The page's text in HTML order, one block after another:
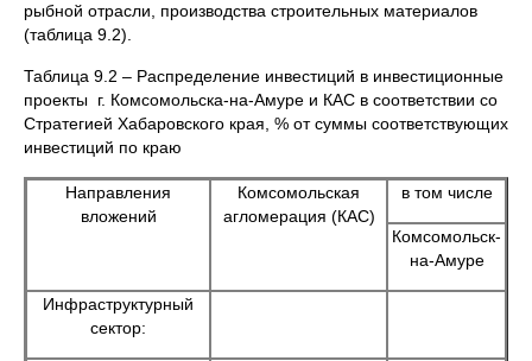
рыбной отрасли, производства строительных материалов
(таблица 9.2).
Таблица 9.2 – Распределение инвестиций в инвестиционные
проекты г. Комсомольска-на-Амуре и КАС в соответствии со
Стратегией Хабаровского края, % от суммы соответствующих
инвестиций по краю
Направления
вложений
Комсомольская
агломерация (КАС)
в том числе
Комсомольск-
на-Амуре
Инфраструктурный
сектор: